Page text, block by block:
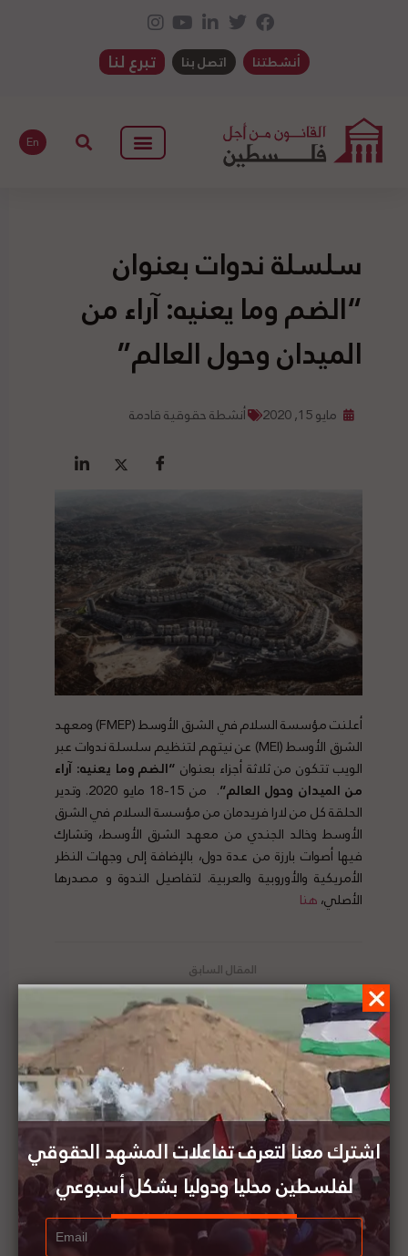
أنشطتنا اتصل بنا تبرع لنا
En
سلسلة ندوات بعنوان
“الضم وما يعنيه: آراء من
الميدان وحول العالم”
مايو 15, 2020 أنشطة حقوقية قادمة
أعلنت مؤسسة السلام في الشرق الأوسط (FMEP) ومعهد
الشرق الأوسط (MEI) عن نيتهم لتنظيم سلسلة ندوات عبر
الويب تتكون من ثلاثة أجزاء بعنوان “الضم وما يعنيه: آراء
من الميدان وحول العالم”
. من 15-18 مايو 2020. وتدير
الحلقة كل من لارا فريدمان من مؤسسة السلام في الشرق
الأوسط وخالد الجندي من معهد الشرق الأوسط، وتشارك
فيها أصوات بارزة من عدة دول، بالإضافة إلى وجهات النظر
الأمريكية والأوروبية والعربية. لتفاصيل الندوة و مصدرها
الأصلي،هنا
منظمة التعاون الإسلامي تدعو إلى دعم حق العودة
للفلسطينيين
العفو الدولية تدين دعم الولايات المتحدة لخطط
إسرائيل بضم الضفة الغربية
اشترك معنا لتعرف تفاعلات المشهد الحقوقي
لفلسطين محليا ودوليا بشكل أسبوعي